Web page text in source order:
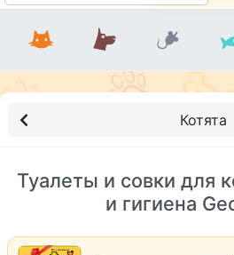
Котята
Туалеты и совки для
и гигиена